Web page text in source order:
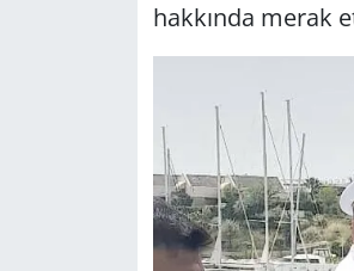
hak­kın­da merak